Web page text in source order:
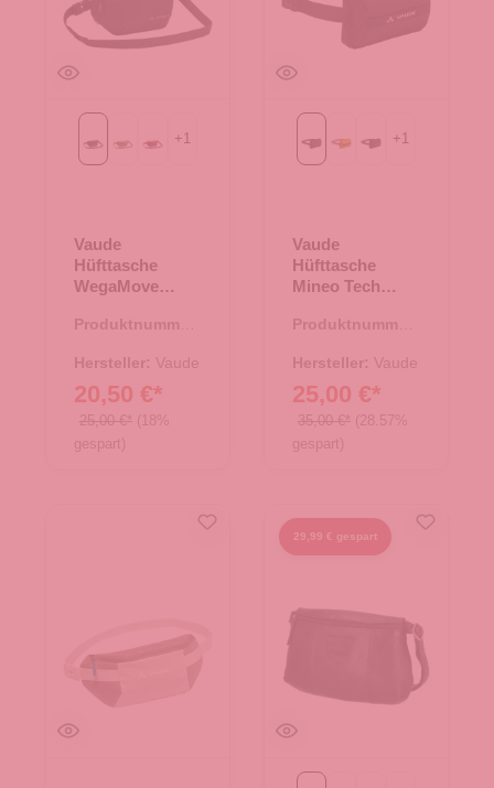
Blackcedar wood
dark cherry
+1
Vaude
Hüfttasche
WegaMove
Produktnummer:
Hersteller: Vaude
20,50 €*
25,00 €* (18%
gespart)
BlackBurnt Yellow
eclipse
+1
Vaude
Hüfttasche
Mineo Tech
Produktnummer:
Hersteller: Vaude
25,00 €*
35,00 €* (28.57%
gespart)
29,99 € gespart